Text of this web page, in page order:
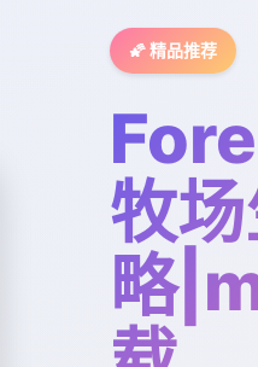
🌠 精品推荐
牧
略